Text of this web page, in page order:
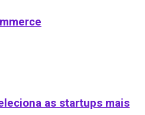
as startups mais